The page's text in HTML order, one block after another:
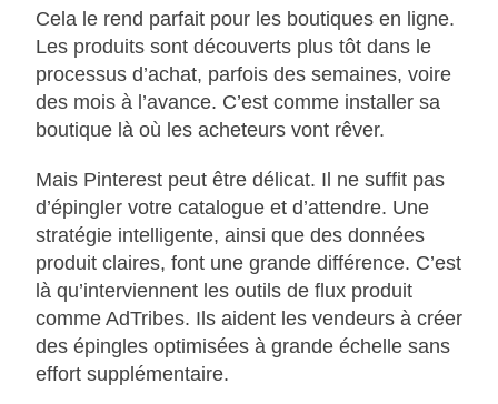
Cela le rend parfait pour les boutiques en ligne.
Les produits sont découverts plus tôt dans le
processus d’achat, parfois des semaines, voire
des mois à l’avance. C’est comme installer sa
boutique là où les acheteurs vont rêver.
Mais Pinterest peut être délicat. Il ne suffit pas
d’épingler votre catalogue et d’attendre. Une
stratégie intelligente, ainsi que des données
produit claires, font une grande différence. C’est
là qu’interviennent les outils de flux produit
comme AdTribes. Ils aident les vendeurs à créer
des épingles optimisées à grande échelle sans
effort supplémentaire.